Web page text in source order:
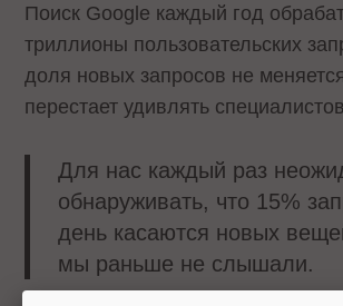
Поиск Google каждый год
триллионы пользовательских
доля новых запросов не
перестает удивлять
Для нас каждый раз
обнаруживать, что 15%
день касаются новых
мы раньше не слышали.